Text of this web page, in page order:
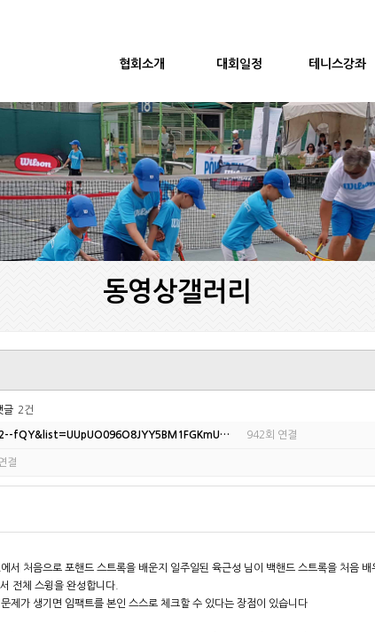
협회소개 대회일정 테니스강좌
동영상갤러리
글 2건
942회 연결
결
서 처음으로 포핸드 스트록을 배운지 일주일된 육근성 님이 백핸드 스트록을 처음
전체 스윙을 완성합니다.
제가 생기면 임팩트를 본인 스스로 체크할 수 있다는 장점이 있습니다